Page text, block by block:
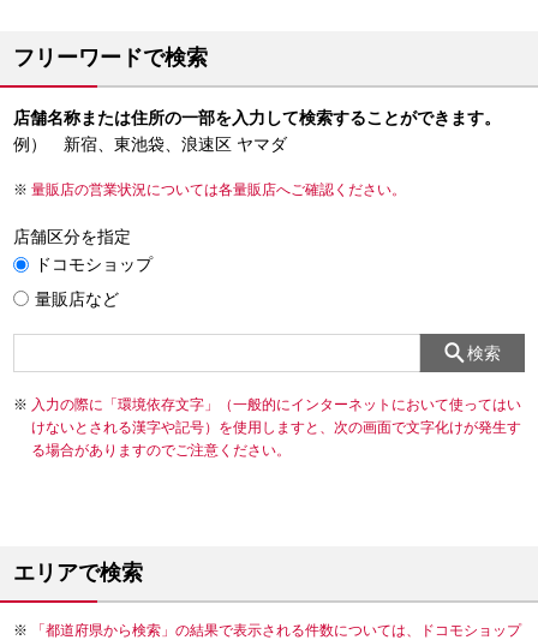
フリーワードで検索
店舗名称または住所の一部を入力して検索することができます。
例） 新宿、東池袋、浪速区 ヤマダ
量販店の営業状況については各量販店へご確認ください。
店舗区分を指定
ドコモショップ
量販店など
検索
入力の際に「環境依存文字」（一般的にインターネットにおいて使ってはい
けないとされる漢字や記号）を使用しますと、次の画面で文字化けが発生す
る場合がありますのでご注意ください。
エリアで検索
「都道府県から検索」の結果で表示される件数については、ドコモショップ